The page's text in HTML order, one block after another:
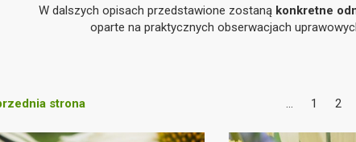
W dalszych opisach przedstawione zostaną konkretne
oparte na praktycznych obserwacjach
strona ... 1 2